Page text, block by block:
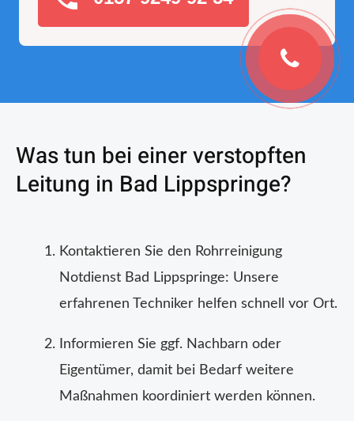
Was tun bei einer verstopften
Leitung in Bad Lippspringe?
Kontaktieren Sie den Rohrreinigung
Notdienst Bad Lippspringe: Unsere
erfahrenen Techniker helfen schnell vor Ort.
Informieren Sie ggf. Nachbarn oder
Eigentümer, damit bei Bedarf weitere
Maßnahmen koordiniert werden können.